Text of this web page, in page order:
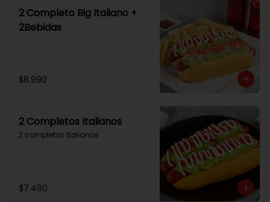
2 Completo Big Italiano +
2Bebidas
$8.990
2 Completos Italianos
2 completos italianos
$7.490